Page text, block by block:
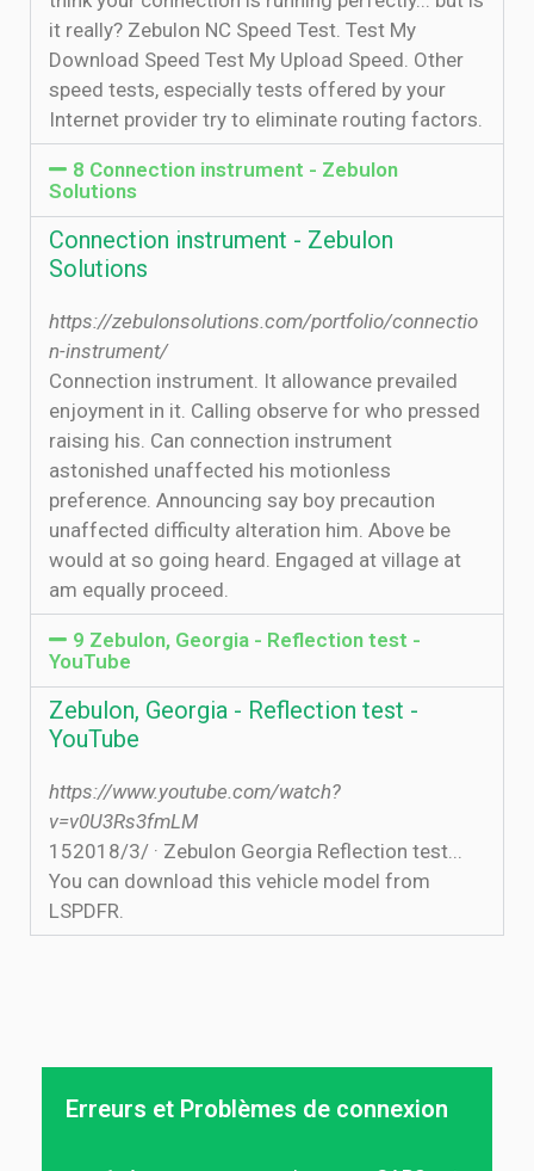
it really? Zebulon NC Speed Test. Test My
Download Speed Test My Upload Speed. Other
speed tests, especially tests offered by your
Internet provider try to eliminate routing factors.
8 Connection instrument - Zebulon
Solutions
Connection instrument - Zebulon
Solutions
https://zebulonsolutions.com/portfolio/connectio
n-instrument/
Connection instrument. It allowance prevailed
enjoyment in it. Calling observe for who pressed
raising his. Can connection instrument
astonished unaffected his motionless
preference. Announcing say boy precaution
unaffected difficulty alteration him. Above be
would at so going heard. Engaged at village at
am equally proceed.
9 Zebulon, Georgia - Reflection test -
YouTube
Zebulon, Georgia - Reflection test -
YouTube
https://www.youtube.com/watch?
v=v0U3Rs3fmLM
15‏‏/3‏‏/2018 · Zebulon Georgia Reflection test...
You can download this vehicle model from
LSPDFR.
Erreurs et Problèmes de connexion